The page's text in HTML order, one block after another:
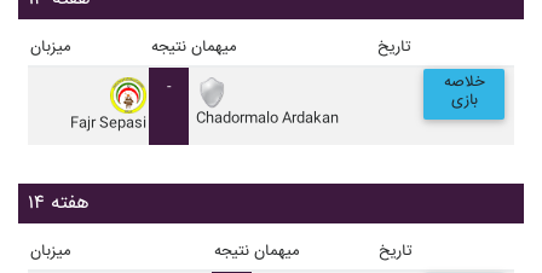
میزبان نتیجه میهمان تاریخ
Fajr Sepasi
-
Chadormalo Ardakan
خلاصه
بازی
هفته ۱۴
میزبان نتیجه میهمان تاریخ